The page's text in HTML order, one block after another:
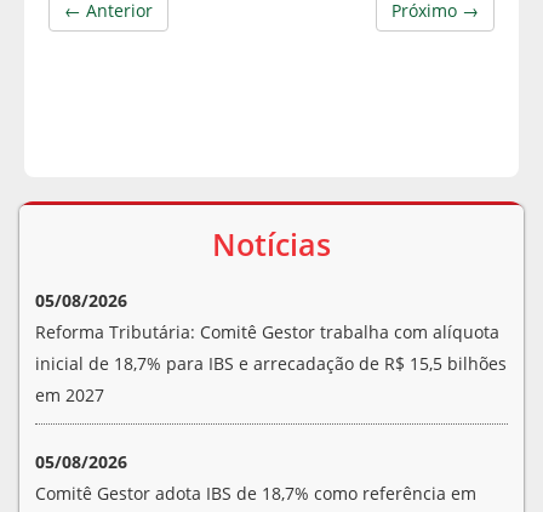
Próximo →
← Anterior
Notícias
05/08/2026
Reforma Tributária: Comitê Gestor trabalha com alíquota
inicial de 18,7% para IBS e arrecadação de R$ 15,5 bilhões
em 2027
05/08/2026
Comitê Gestor adota IBS de 18,7% como referência em